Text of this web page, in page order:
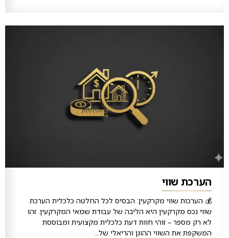
הערכת שווי
💰 הערכות שווי מקרקעין: הבסיס לכל החלטה כלכלית הערכת
שווי נכס מקרקעין היא הליבה של עבודת שמאי המקרקעין. זהו
לא רק מספר – זוהי חוות דעת כלכלית מקצועית ומבוססת
המשקפת את השווי ההוגן והריאלי של...